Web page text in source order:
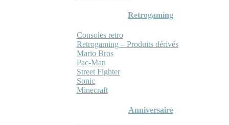
Retrogaming
Consoles retro
Retrogaming – Produits dérivés
Mario Bros
Pac-Man
Street Fighter
Sonic
Minecraft
Anniversaire